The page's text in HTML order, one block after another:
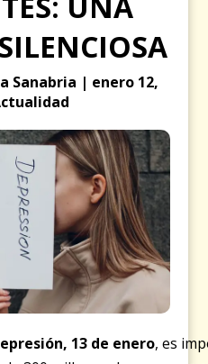
Sanabria | enero 12,
13 de enero, es